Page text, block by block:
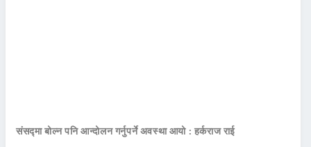
संसद्मा बोल्न पनि आन्दोलन गर्नुपर्ने अवस्था आयो : हर्कराज राई